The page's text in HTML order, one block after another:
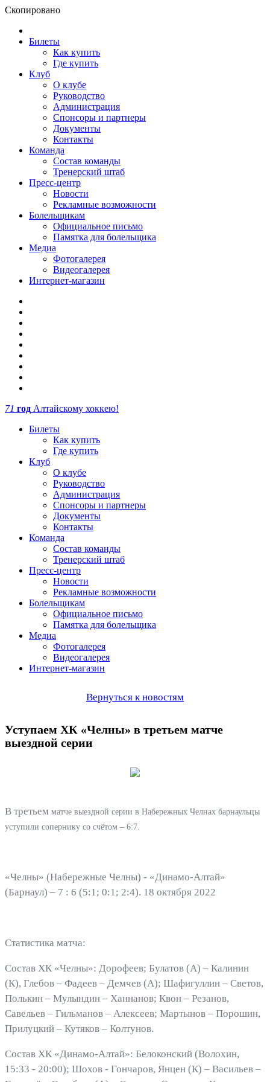
Скопировано
Билеты
Как купить
Где купить
Клуб
О клубе
Руководство
Администрация
Спонсоры и партнеры
Документы
Контакты
Команда
Состав команды
Тренерский штаб
Пресс-центр
Новости
Рекламные возможности
Болельщикам
Официальное письмо
Памятка для болельщика
Медиа
Фотогалерея
Видеогалерея
Интернет-магазин
71 год Алтайскому хоккею!
Билеты
Как купить
Где купить
Клуб
О клубе
Руководство
Администрация
Спонсоры и партнеры
Документы
Контакты
Команда
Состав команды
Тренерский штаб
Пресс-центр
Новости
Рекламные возможности
Болельщикам
Официальное письмо
Памятка для болельщика
Медиа
Фотогалерея
Видеогалерея
Интернет-магазин
Вернуться к новостям
Уступаем ХК «Челны» в третьем матче
выездной серии
В третьем матче выездной серии в Набережных Челнах барнаульцы
уступили сопернику со счётом – 6:7.
«Челны» (Набережные Челны) - «Динамо-Алтай»
(Барнаул) – 7 : 6 (5:1; 0:1; 2:4). 18 октября 2022
Статистика матча:
Состав ХК «Челны»: Дорофеев; Булатов (А) – Калинин
(К), Глебов – Фадеев – Демчев (А); Шафигуллин – Светов,
Полькин – Мулындин – Ханнанов; Квон – Резанов,
Савельев – Гильманов – Алексеев; Мартынов – Порошин,
Прилуцкий – Кутяков – Колтунов.
Состав ХК «Динамо-Алтай»: Белоконский (Волохин,
15:33 - 20:00); Шохов - Гончаров, Янцен (К) – Васильев –